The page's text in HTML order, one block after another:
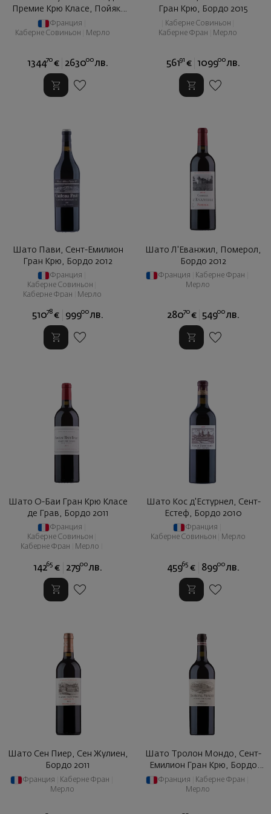
Премие Крю Класе, Пойяк,
Борд ... 2010
Франция
Каберне Совиньон
Мерло
134470 € 263000 лв.
Гран Крю, Бордо 2015
Каберне Совиньон
Каберне Фран
Мерло
56191 € 109900 лв.
Шато Пави, Сент-Емилион
Гран Крю, Бордо 2012
Франция
Каберне Совиньон
Каберне Фран
Мерло
51078 € 99900 лв.
Шато Л'Еванжил, Померол,
Бордо 2012
Франция Каберне Фран
Мерло
28070 € 54900 лв.
Шато О-Баи Гран Крю Класе
де Грав, Бордо 2011
Франция
Каберне Совиньон
Каберне Фран
Мерло
14265 € 27900 лв.
Шато Кос д'Естурнел, Сент-
Естеф, Бордо 2010
Франция
Каберне Совиньон
Мерло
45965 € 89900 лв.
Шато Сен Пиер, Сен Жулиен,
Бордо 2011
Франция Каберне Фран
Мерло
Шато Тролон Мондо, Сент-
Емилион Гран Крю, Бордо
2008
Франция Каберне Фран
Мерло